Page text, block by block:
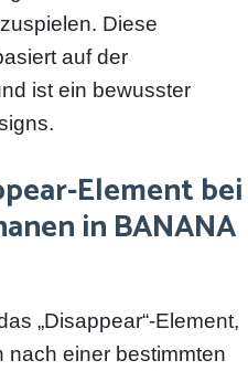
Diese
auf der
ist ein bewusster
Element bei
in BANANA
„Disappear“-Element,
nach einer bestimmten